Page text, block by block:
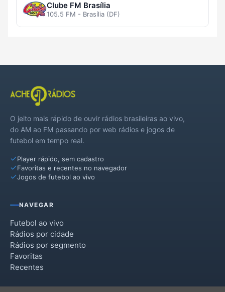
Clube FM Brasília
105.5 FM - Brasília (DF)
O jeito mais rápido de ouvir rádios brasileiras ao vivo,
do AM ao FM passando por web rádios e jogos de
futebol em tempo real.
Player rápido, sem cadastro
Favoritas e recentes no navegador
Jogos de futebol ao vivo
NAVEGAR
Futebol ao vivo
Rádios por cidade
Rádios por segmento
Favoritas
Recentes